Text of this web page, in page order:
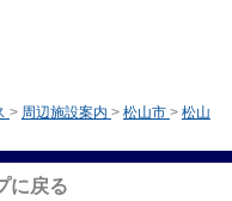
> 周辺施設案内 > 松山市 > 松山
に戻る